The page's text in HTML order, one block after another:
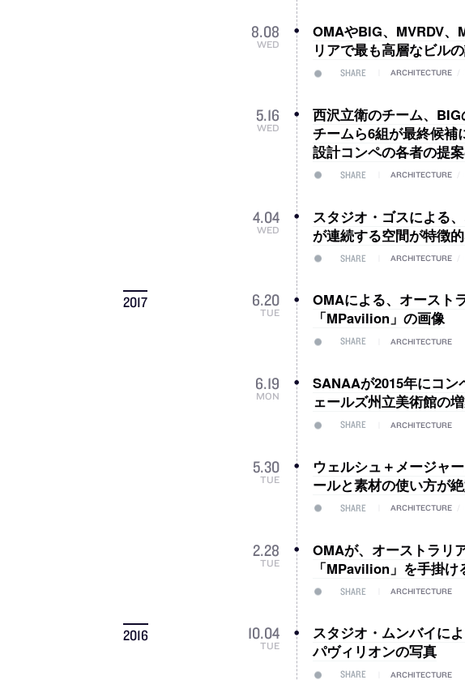
8.08
WED
OMAやBIG、MVRDV、
リアで最も高層なビル
SHARE ARCHITECTURE
5.16
WED
西沢立衛のチーム、
チームら6組が最終候補
設計コンペの各者の提
SHARE ARCHITECTURE
4.04
WED
スタジオ・ゴスによる
が連続する空間が特徴
SHARE ARCHITECTURE
2017 6.20
TUE
OMAによる、オースト
「MPavilion」の画像
SHARE ARCHITECTURE
6.19
MON
SANAAが2015年にコ
ェールズ州立美術館の
SHARE ARCHITECTURE
5.30
TUE
ウェルシュ＋メージャ
ールと素材の使い方が
SHARE ARCHITECTURE
2.28
TUE
OMAが、オーストラリ
「MPavilion」を手掛け
SHARE ARCHITECTURE
2016 10.04
TUE
スタジオ・ムンバイに
パヴィリオンの写真
SHARE ARCHITECTURE